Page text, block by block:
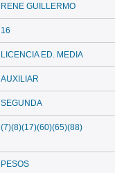
RENE GUILLERMO
16
LICENCIA ED. MEDIA
AUXILIAR
SEGUNDA
(7)(8)(17)(60)(65)(88)
PESOS